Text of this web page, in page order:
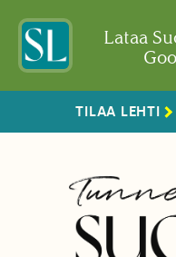
Lataa
TILAA LEHTI